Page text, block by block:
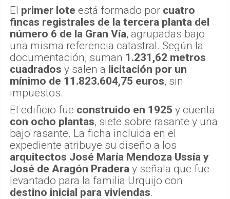
El primer lote está formado por cuatro
fincas registrales de la tercera planta del
número 6 de la Gran Vía, agrupadas bajo
una misma referencia catastral. Según la
documentación, suman 1.231,62 metros
cuadrados y salen a licitación por un
mínimo de 11.823.604,75 euros, sin
impuestos.
El edificio fue construido en 1925 y cuenta
con ocho plantas, siete sobre rasante y una
bajo rasante. La ficha incluida en el
expediente atribuye su diseño a los
arquitectos José María Mendoza Ussía y
José de Aragón Pradera y señala que fue
levantado para la familia Urquijo con
destino inicial para viviendas.